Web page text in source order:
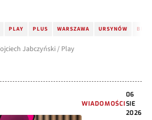
PLAY PLUS WARSZAWA URSYNÓW
Jabczyński / Play
WIADOMOŚCI
06
SIE
2026